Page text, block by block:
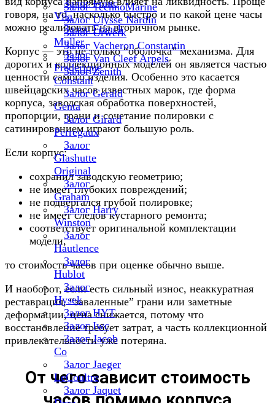
Залог TechnoMarine
Залог Ulysse Nardin
Залог Urwerk
Залог Vacheron Constantin
Залог Van Cleef Arpels
Залог Zenith
Залог Franc
Vila
Залог Franck
Muller
Залог
Frederique
Constant
Залог Gerald
Genta
Залог Girard
Perregaux
Залог
Glashutte
Original
Залог
Graham
Залог Harry
Winston
Залог
Hautlence
Залог
Hublot
Залог
Hysek
Залог HYT
Залог Iwc
Залог Jacob
Co
Залог Jaeger
LeCoultre
Залог Jaquet
говоря, на то, насколько быстро и по какой цене часы
можно реализовать на вторичном рынке.
Корпус — это не только “оболочка” механизма. Для
дорогих и коллекционных моделей он является частью
ценности самого изделия. Особенно это касается
швейцарских часов известных марок, где форма
корпуса, заводская обработка поверхностей,
пропорции, грани и сочетание полировки с
сатинированием играют большую роль.
Если корпус:
сохранил заводскую геометрию;
не имеет глубоких повреждений;
не подвергался грубой полировке;
не имеет следов кустарного ремонта;
соответствует оригинальной комплектации
модели,
то стоимость часов при оценке обычно выше.
И наоборот, если есть сильный износ, неаккуратная
реставрация, “заваленные” грани или заметные
деформации, цена снижается, потому что
восстановление требует затрат, а часть коллекционной
привлекательности уже потеряна.
От чего зависит стоимость